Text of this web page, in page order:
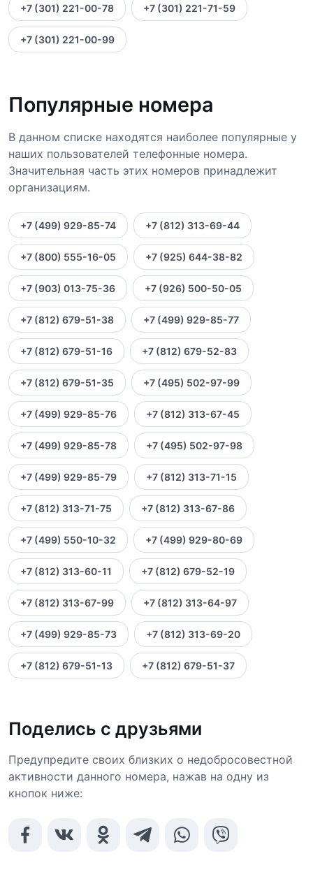
+7 (301) 221-00-78 +7 (301) 221-71-59
+7 (301) 221-00-99
Популярные номера
В данном списке находятся наиболее популярные у
наших пользователей телефонные номера.
Значительная часть этих номеров принадлежит
организациям.
+7 (499) 929-85-74 +7 (812) 313-69-44
+7 (800) 555-16-05 +7 (925) 644-38-82
+7 (903) 013-75-36 +7 (926) 500-50-05
+7 (812) 679-51-38 +7 (499) 929-85-77
+7 (812) 679-51-16 +7 (812) 679-52-83
+7 (812) 679-51-35 +7 (495) 502-97-99
+7 (499) 929-85-76 +7 (812) 313-67-45
+7 (499) 929-85-78 +7 (495) 502-97-98
+7 (499) 929-85-79 +7 (812) 313-71-15
+7 (812) 313-71-75 +7 (812) 313-67-86
+7 (499) 550-10-32 +7 (499) 929-80-69
+7 (812) 313-60-11 +7 (812) 679-52-19
+7 (812) 313-67-99 +7 (812) 313-64-97
+7 (499) 929-85-73 +7 (812) 313-69-20
+7 (812) 679-51-13 +7 (812) 679-51-37
Поделись с друзьями
Предупредите своих близких о недобросовестной
активности данного номера, нажав на одну из
кнопок ниже: